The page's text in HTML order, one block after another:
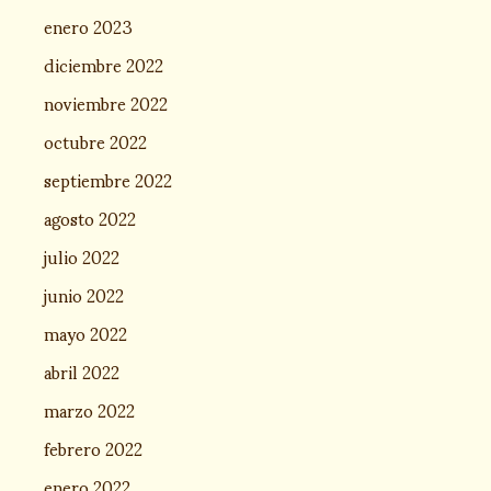
enero 2023
diciembre 2022
noviembre 2022
octubre 2022
septiembre 2022
agosto 2022
julio 2022
junio 2022
mayo 2022
abril 2022
marzo 2022
febrero 2022